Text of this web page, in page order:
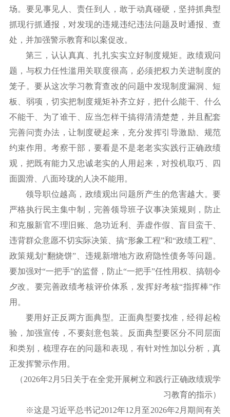
场。要见事见人、责任到人，敢于动真碰硬，坚持抓典型
抓现行抓通报，对发现的违规违纪违法问题及时通报、查
处，并加强警示教育和以案促改。
第三，认认真真、扎扎实实立好制度规矩。政绩观问
题，与权力任性滥用关联度很高，必须把权力关进制度的
笼子。要从这次学习教育查改的问题中发现制度漏洞、短
板、弱项，切实把制度规矩补齐立好，把什么能干、什么
不能干、为了谁干、应当怎样干搞得清清楚楚，并且配套
完善问责办法，让制度硬起来，充分发挥引导激励、规范
约束作用。考察干部，要看是不是老老实实践行正确政绩
观，把既有能力又忠诚老实的人用起来，对投机取巧、四
面圆滑、八面玲珑的人决不能用。
领导职位越高，政绩观出问题所产生的危害越大。要
严格执行民主集中制，完善领导班子议事决策规则，防止
和克服新官不理旧账、急功近利、弄虚作假、盲目蛮干、
违背群众意愿不切实际决策、搞“形象工程”和“政绩工程”、
政策规划“翻烧饼”、违规新增地方政府隐性债务等问题。
要加强对“一把手”的监督，防止“一把手”任性用权、搞朝令
夕改。要完善政绩考核评价体系，发挥好考核“指挥棒”作
用。
要用好正反两方面典型。正面典型要找准，经得起检
验，加强宣传，不要刻意包装。反面典型要区分不同层面
和类别，梳理存在的问题和表现，有针对性加以分析，真
正发挥警示作用。
（2026年2月5日关于在全党开展树立和践行正确政绩观学
习教育的指示）
※这是习近平总书记2012年12月至2026年2月期间有关